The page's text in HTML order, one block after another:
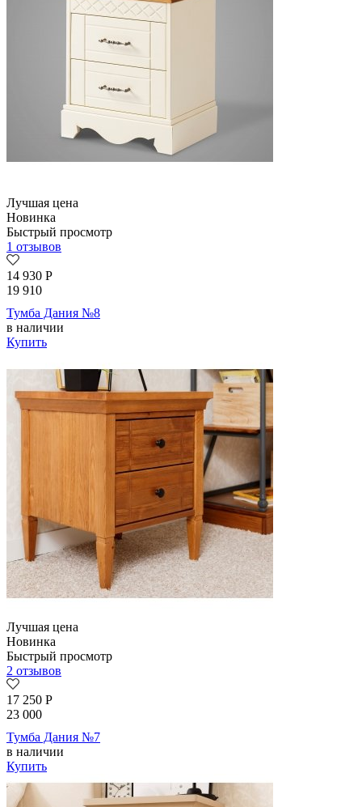
Лучшая цена
Новинка
Быстрый просмотр
1 отзывов
14 930 Р
19 910
Тумба Дания №8
в наличии
Купить
Лучшая цена
Новинка
Быстрый просмотр
2 отзывов
17 250 Р
23 000
Тумба Дания №7
в наличии
Купить